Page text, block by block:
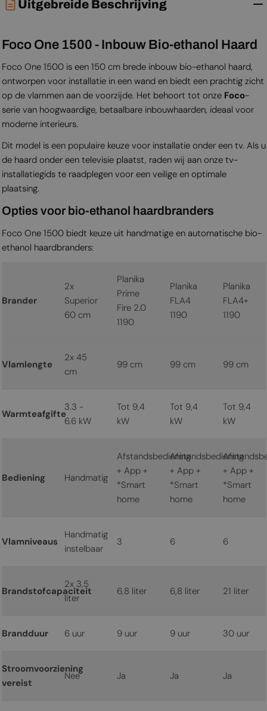
Uitgebreide Beschrijving
Foco One 1500 - Inbouw Bio-ethanol Haard
Foco One 1500 is een 150 cm brede inbouw bio-ethanol haard,
ontworpen voor installatie in een wand en biedt een prachtig zicht
op de vlammen aan de voorzijde. Het behoort tot onze Foco-
serie van hoogwaardige, betaalbare inbouwhaarden, ideaal voor
moderne interieurs.
Dit model is een populaire keuze voor installatie onder een tv. Als u
de haard onder een televisie plaatst, raden wij aan onze tv-
installatiegids te raadplegen voor een veilige en optimale
plaatsing.
Opties voor bio-ethanol haardbranders
Foco One 1500 biedt keuze uit handmatige en automatische bio-
ethanol haardbranders:
Brander
2x
Superior
60 cm
Planika
Prime
Fire 2.0
1190
Planika
FLA4
1190
Planika
FLA4+
1190
Vlamlengte
2x 45
cm
99 cm 99 cm 99 cm
Warmteafgifte
3.3 -
6.6 kW
Tot 9,4
kW
Tot 9,4
kW
Tot 9,4
kW
Bediening Handmatig
Afstandsbediening
+ App +
*Smart
home
Afstandsbediening
+ App +
*Smart
home
+ App +
*Smart
home
Vlamniveaus
Handmatig
instelbaar
3 6 6
Brandstofcapaciteit
2x 3,5
liter
6,8 liter 6,8 liter 21 liter
Brandduur 6 uur 9 uur 9 uur 30 uur
Stroomvoorziening
vereist
Nee Ja Ja Ja